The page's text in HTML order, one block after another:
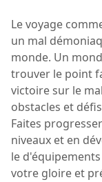
Le voyage
un mal
monde. Un
trouver le point
victoire sur le
obstacles et
Faites
niveaux et en
le
votre gloire et